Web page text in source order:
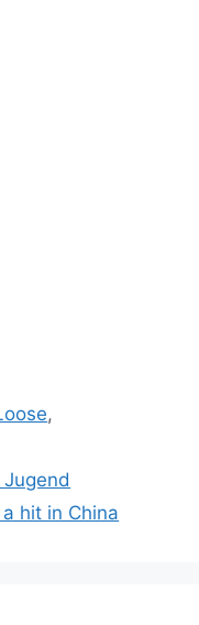
,
hit in China